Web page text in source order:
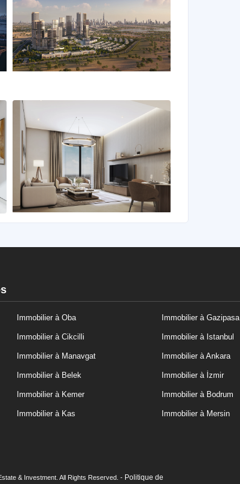
Immobilier à Oba
Immobilier à Cikcilli
Immobilier à Manavgat
Immobilier à Belek
Immobilier à Kemer
Immobilier à Kas
Immobilier à Gazipasa
Immobilier à Istanbul
Immobilier à Ankara
Immobilier à İzmir
Immobilier à Bodrum
Immobilier à Mersin
& Investment. All Rights Reserved. - Politique de